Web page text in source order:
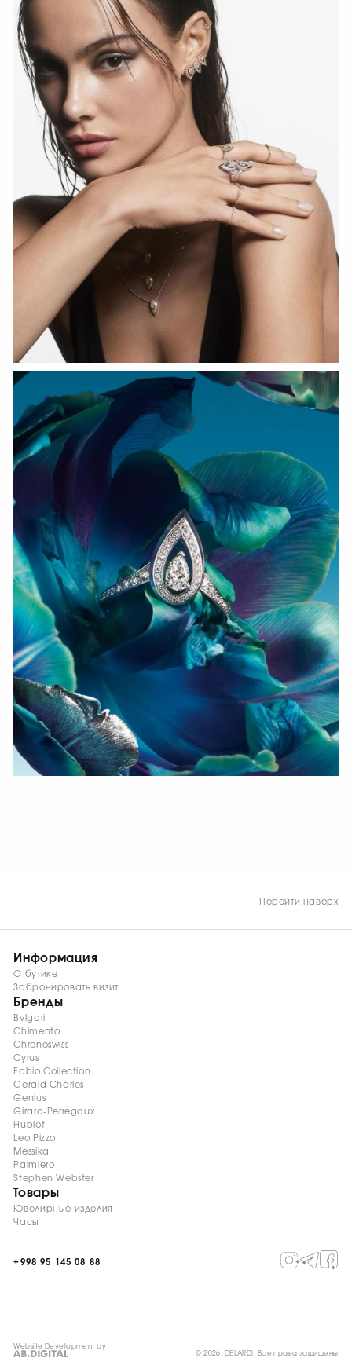
СМОТРЕТЬ СЕЙЧАС
СМОТРЕТЬ СЕЙЧАС
Перейти наверх
Информация
О бутике
Забронировать визит
Бренды
Bvlgari
Chimento
Chronoswiss
Cyrus
Fabio Collection
Gerald Charles
Genius
Girard-Perregaux
Hublot
Leo Pizzo
Messika
Palmiero
Stephen Webster
Товары
Ювелирные изделия
Часы
+998 95 145 08 88
Website Development by
© 2026, DELARDI. Все права защищены